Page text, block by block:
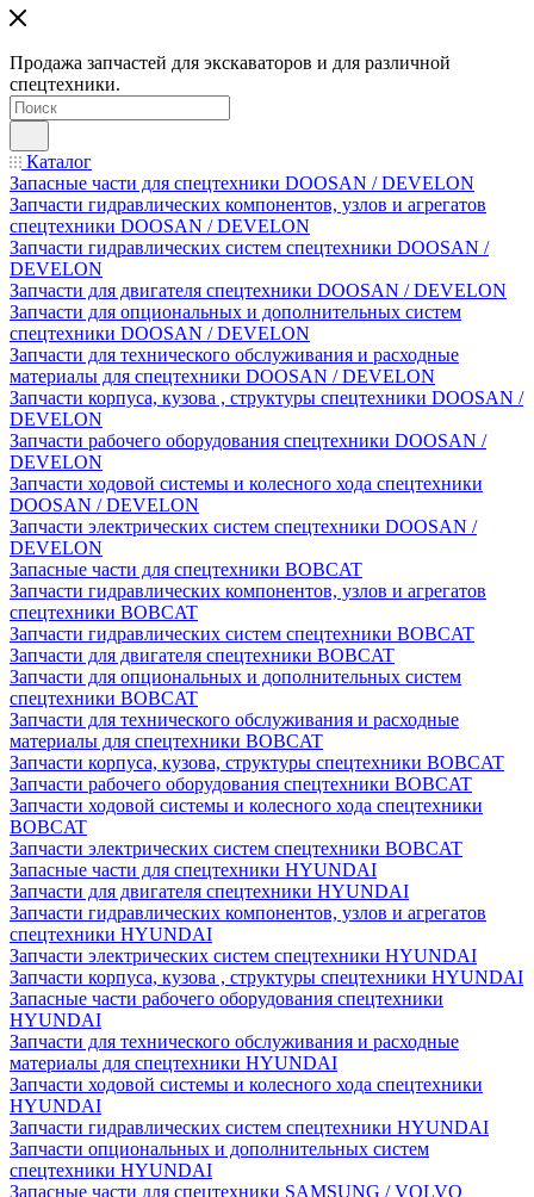
Продажа запчастей для экскаваторов и для различной
спецтехники.
Каталог
Запасные части для спецтехники DOOSAN / DEVELON
Запчасти гидравлических компонентов, узлов и агрегатов
спецтехники DOOSAN / DEVELON
Запчасти гидравлических систем спецтехники DOOSAN /
DEVELON
Запчасти для двигателя спецтехники DOOSAN / DEVELON
Запчасти для опциональных и дополнительных систем
спецтехники DOOSAN / DEVELON
Запчасти для технического обслуживания и расходные
материалы для спецтехники DOOSAN / DEVELON
Запчасти корпуса, кузова , структуры спецтехники DOOSAN /
DEVELON
Запчасти рабочего оборудования спецтехники DOOSAN /
DEVELON
Запчасти ходовой системы и колесного хода спецтехники
DOOSAN / DEVELON
Запчасти электрических систем спецтехники DOOSAN /
DEVELON
Запасные части для спецтехники BOBCAT
Запчасти гидравлических компонентов, узлов и агрегатов
спецтехники BOBCAT
Запчасти гидравлических систем спецтехники BOBCAT
Запчасти для двигателя спецтехники BOBCAT
Запчасти для опциональных и дополнительных систем
спецтехники BOBCAT
Запчасти для технического обслуживания и расходные
материалы для спецтехники BOBCAT
Запчасти корпуса, кузова, структуры спецтехники BOBCAT
Запчасти рабочего оборудования спецтехники BOBCAT
Запчасти ходовой системы и колесного хода спецтехники
BOBCAT
Запчасти электрических систем спецтехники BOBCAT
Запасные части для спецтехники HYUNDAI
Запчасти для двигателя спецтехники HYUNDAI
Запчасти гидравлических компонентов, узлов и агрегатов
спецтехники HYUNDAI
Запчасти электрических систем спецтехники HYUNDAI
Запчасти корпуса, кузова , структуры спецтехники HYUNDAI
Запасные части рабочего оборудования спецтехники
HYUNDAI
Запчасти для технического обслуживания и расходные
материалы для спецтехники HYUNDAI
Запчасти ходовой системы и колесного хода спецтехники
HYUNDAI
Запчасти гидравлических систем спецтехники HYUNDAI
Запчасти опциональных и дополнительных систем
спецтехники HYUNDAI
Запасные части для спецтехники SAMSUNG / VOLVO